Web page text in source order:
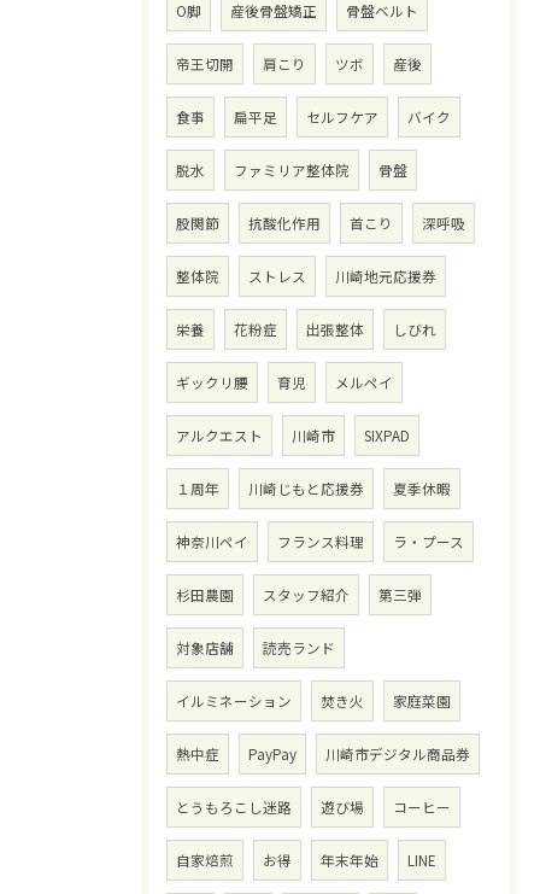
O脚 産後骨盤矯正 骨盤ベルト
帝王切開 肩こり ツボ 産後
食事 扁平足 セルフケア バイク
脱水 ファミリア整体院 骨盤
股関節 抗酸化作用 首こり 深呼吸
整体院 ストレス 川崎地元応援券
栄養 花粉症 出張整体 しびれ
ギックリ腰 育児 メルペイ
アルクエスト 川崎市 SIXPAD
１周年 川崎じもと応援券 夏季休暇
神奈川ペイ フランス料理 ラ・プース
杉田農園 スタッフ紹介 第三弾
対象店舗 読売ランド
イルミネーション 焚き火 家庭菜園
熱中症 PayPay 川崎市デジタル商品券
とうもろこし迷路 遊び場 コーヒー
自家焙煎 お得 年末年始 LINE